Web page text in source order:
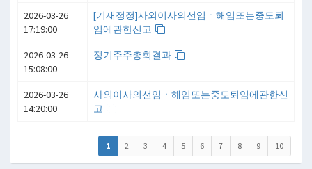
2026-03-26
17:19:00
[기재정정]사외이사의선임ㆍ해임또는중도퇴
임에관한신고
2026-03-26
15:08:00
정기주주총회결과
2026-03-26
14:20:00
사외이사의선임ㆍ해임또는중도퇴임에관한신
고
1 2 3 4 5 6 7 8 9 10